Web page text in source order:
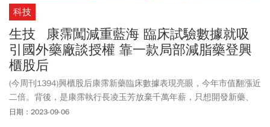
科技
生技 康霈闖減重藍海 臨床試驗數據就吸
引國外藥廠談授權 靠一款局部減脂藥登興
櫃股后
(今周刊1394)興櫃股后康霈新藥臨床數據表現亮眼，今年市值翻漲近
二倍。背後，是康霈執行長凌玉芳放棄千萬年薪，只想開發新藥、
不服輸的堅持。
日期：2023-09-06